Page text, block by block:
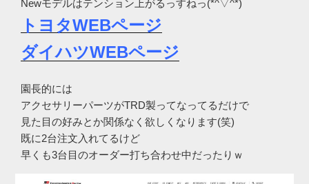
Newモデルはテンション上がるっすねっ(*^▽^*)
トヨタWEBページ
ダイハツWEBページ
園長的には
アクセサリーパーツがTRD製ってなってるだけで
見た目の好みとか関係なく欲しくなります(笑)
既に2台注文入れてるけど
早くも3台目のオーダー打ち合わせ中だったりｗ